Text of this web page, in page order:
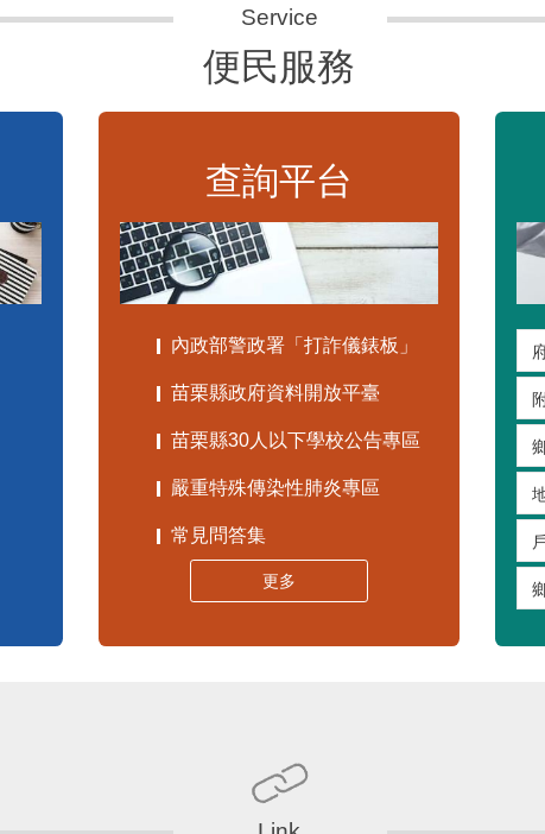
便民服務
查詢平台
內政部警政署「打詐儀錶板」
苗栗縣政府資料開放平臺
苗栗縣30人以下學校公告專區
嚴重特殊傳染性肺炎專區
常見問答集
更多